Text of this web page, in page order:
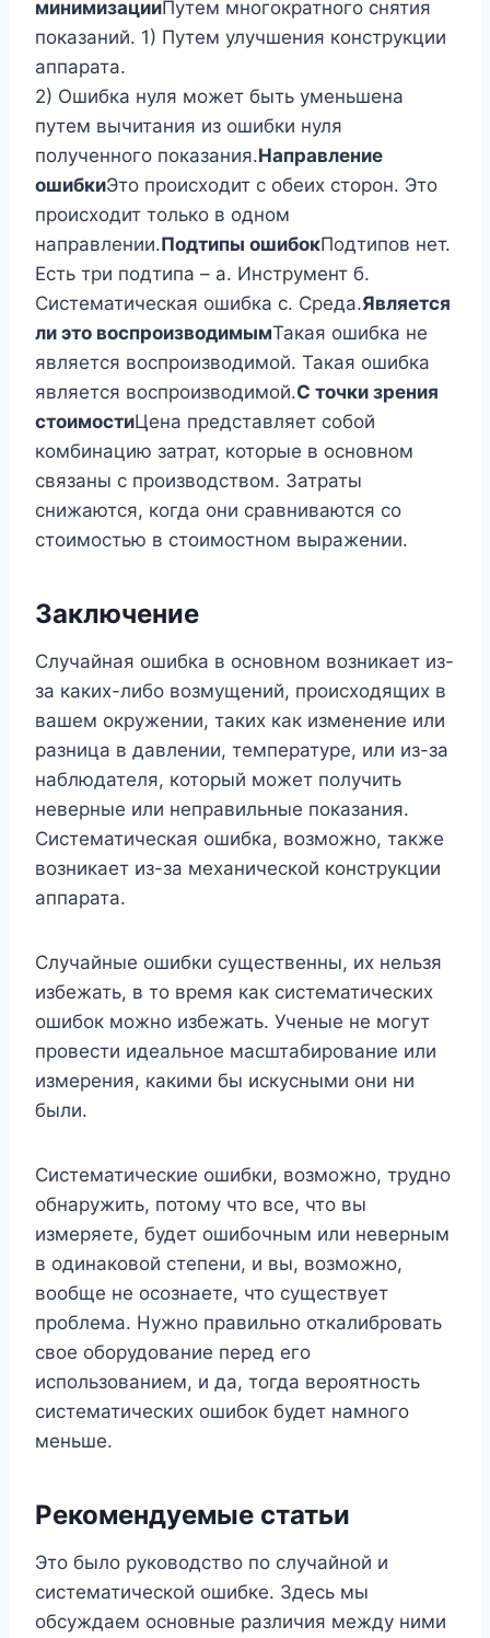
минимизацииПутем многократного снятия
показаний. 1) Путем улучшения конструкции
аппарата.
2) Ошибка нуля может быть уменьшена
путем вычитания из ошибки нуля
полученного показания.Направление
ошибкиЭто происходит с обеих сторон. Это
происходит только в одном
направлении.Подтипы ошибокПодтипов нет.
Есть три подтипа – а. Инструмент б.
Систематическая ошибка c. Среда.Является
ли это воспроизводимымТакая ошибка не
является воспроизводимой. Такая ошибка
является воспроизводимой.С точки зрения
стоимостиЦена представляет собой
комбинацию затрат, которые в основном
связаны с производством. Затраты
снижаются, когда они сравниваются со
стоимостью в стоимостном выражении.
Заключение
Случайная ошибка в основном возникает из-
за каких-либо возмущений, происходящих в
вашем окружении, таких как изменение или
разница в давлении, температуре, или из-за
наблюдателя, который может получить
неверные или неправильные показания.
Систематическая ошибка, возможно, также
возникает из-за механической конструкции
аппарата.
Случайные ошибки существенны, их нельзя
избежать, в то время как систематических
ошибок можно избежать. Ученые не могут
провести идеальное масштабирование или
измерения, какими бы искусными они ни
были.
Систематические ошибки, возможно, трудно
обнаружить, потому что все, что вы
измеряете, будет ошибочным или неверным
в одинаковой степени, и вы, возможно,
вообще не осознаете, что существует
проблема. Нужно правильно откалибровать
свое оборудование перед его
использованием, и да, тогда вероятность
систематических ошибок будет намного
меньше.
Рекомендуемые статьи
Это было руководство по случайной и
систематической ошибке. Здесь мы
обсуждаем основные различия между ними